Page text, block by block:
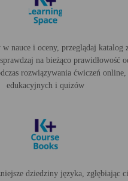
w nauce i oceny, przeglądaj katalog
na bieżąco prawidłowość
rozwiązywania ćwiczeń
edukacyjnych i quizów
dziedziny języka, zgłębiając